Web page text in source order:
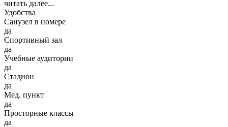
читать далее...
Удобства
Санузел в номере
да
Спортивный зал
да
Учебные аудитории
да
Стадион
да
Мед. пункт
да
Просторные классы
да